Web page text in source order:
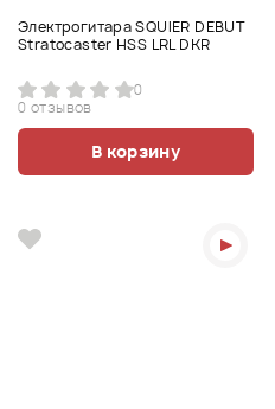
Электрогитара SQUIER DEBUT
Stratocaster HSS LRL DKR
0
0 отзывов
В корзину